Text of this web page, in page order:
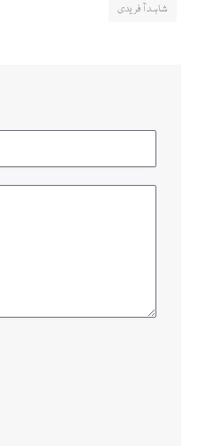
شاہد آفریدی